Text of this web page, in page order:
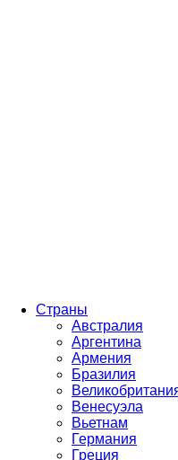
Страны
Австралия
Аргентина
Армения
Бразилия
Венесуэла
Вьетнам
Германия
Греция